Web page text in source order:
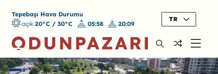
Tepebaşı Hava Durumu
açık 20°C / 30°C 05:58 20:09
TR